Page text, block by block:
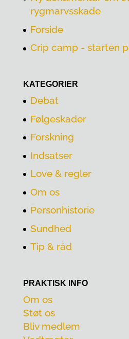
rygmarvsskade
Forside
Crip camp - starten
KATEGORIER
Debat
Følgeskader
Forskning
Indsatser
Love & regler
Om os
Personhistorie
Sundhed
Tip & råd
PRAKTISK INFO
Om os
Støt os
Bliv medlem